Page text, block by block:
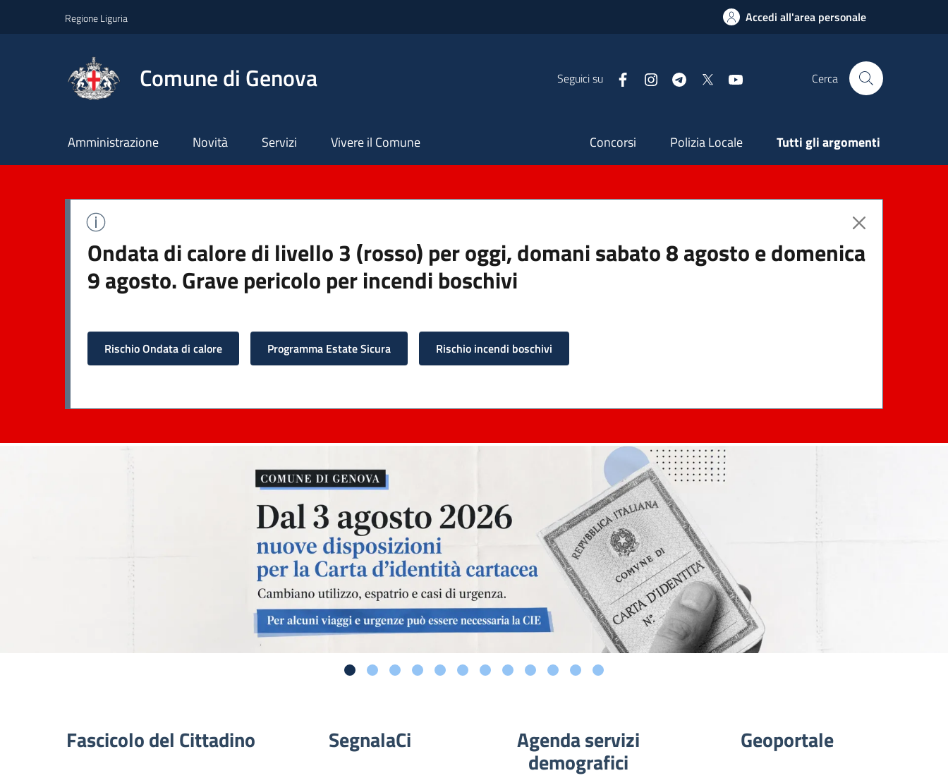
Regione Liguria Accedi all'area personale
Comune di Genova Seguici su FacebookInstagramTelegram Cerca
Principale
Amministrazione Novità Servizi Vivere il Comune Secondaria
Concorsi Polizia Locale Tutti gli argomenti
Ondata di calore di livello 3 (rosso) per oggi, domani sabato 8 agosto e domenica
9 agosto. Grave pericolo per incendi boschivi
Rischio Ondata di calore Programma Estate Sicura Rischio incendi boschivi
Fascicolo del Cittadino SegnalaCi Agenda servizi
demografici
Geoportale